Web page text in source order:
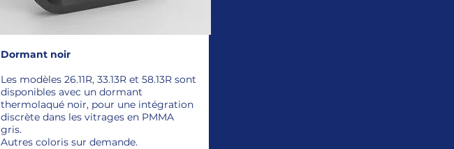
Dormant noir
Les modèles 26.11R, 33.13R et 58.13R sont
disponibles avec un dormant
thermolaqué noir, pour une intégration
discrète dans les vitrages en PMMA
gris.
Autres coloris sur demande.